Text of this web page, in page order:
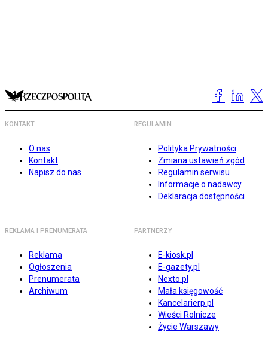
KONTAKT
O nas
Kontakt
Napisz do nas
REGULAMIN
Polityka Prywatności
Zmiana ustawień zgód
Regulamin serwisu
Informacje o nadawcy
Deklaracja dostępności
REKLAMA I PRENUMERATA
Reklama
Ogłoszenia
Prenumerata
Archiwum
PARTNERZY
E-kiosk.pl
E-gazety.pl
Nexto.pl
Mała księgowość
Kancelarierp.pl
Wieści Rolnicze
Życie Warszawy